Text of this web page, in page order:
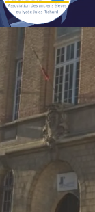
AMICALE
Association des